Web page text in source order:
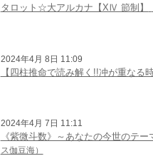
タロット☆大アルカナ【XⅣ 節制】
2024年4月 8日 11:09
【四柱推命で読み解く!!冲が重なる時
2024年4月 7日 11:11
《紫微斗数》～あなたの今世のテー
ス伽豆海）